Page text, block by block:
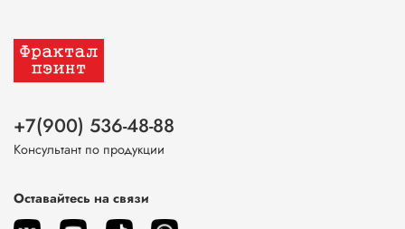
+7(900) 536-48-88
Консультант по продукции
Оставайтесь на связи